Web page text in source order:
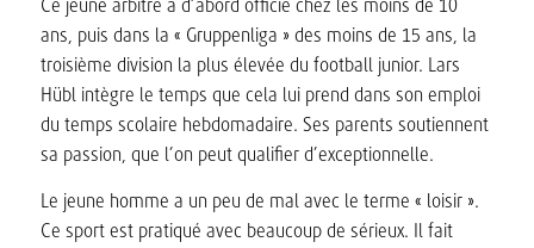
Ce jeune arbitre a d’abord officié chez les moins de 10
ans, puis dans la « Gruppenliga » des moins de 15 ans, la
troisième division la plus élevée du football junior. Lars
Hübl intègre le temps que cela lui prend dans son emploi
du temps scolaire hebdomadaire. Ses parents soutiennent
sa passion, que l’on peut qualifier d’exceptionnelle.
Le jeune homme a un peu de mal avec le terme « loisir ».
Ce sport est pratiqué avec beaucoup de sérieux. Il fait